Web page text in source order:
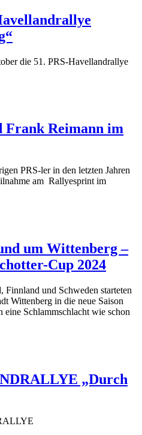
die 51. PRS-Havellandrallye
Frank Reimann im
PRS-ler in den letzten Jahren
am Rallyesprint im
um Wittenberg –
Cup 2024
Finnland und Schweden starteten
Wittenberg in die neue Saison
eine Schlammschlacht wie schon
„Durch